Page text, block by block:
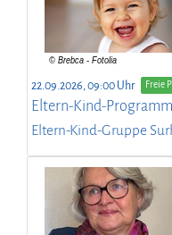
22.09.2026, 09:00 Uhr Freie
Eltern-Kind-Programm
Eltern-Kind-Gruppe